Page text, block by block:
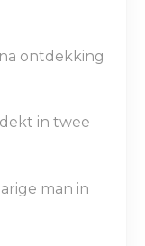
ontdekking
in twee
man in